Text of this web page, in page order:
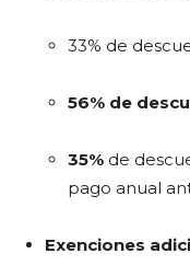
33% de
56% de
35% de
pago anual
Exenciones